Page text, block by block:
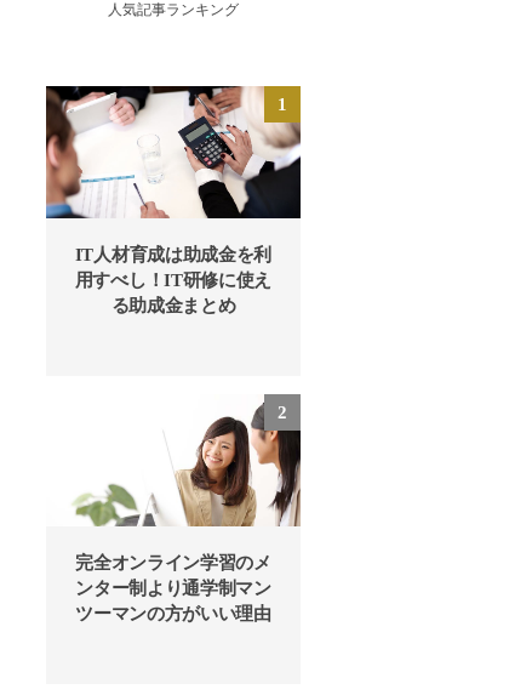
人気記事ランキング
IT人材育成は助成金を利
用すべし！IT研修に使え
る助成金まとめ
完全オンライン学習のメ
ンター制より通学制マン
ツーマンの方がいい理由